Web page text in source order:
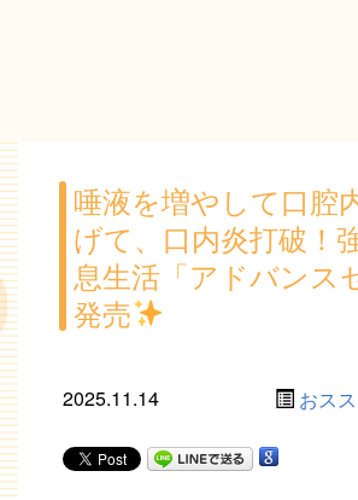
唾液を増やして口腔
げて、口内炎打破！
息生活「アドバンス
発売
2025.11.14 おス